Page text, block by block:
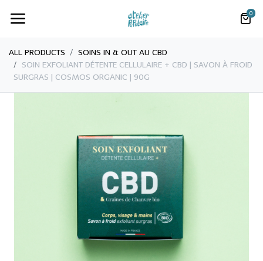
0
ALL PRODUCTS
SOINS IN & OUT AU CBD
​​​​​SOIN EXFOLIANT DÉTENTE CELLULAIRE + CBD | SAVON À FROID
SURGRAS | COSMOS ORGANIC | 90G